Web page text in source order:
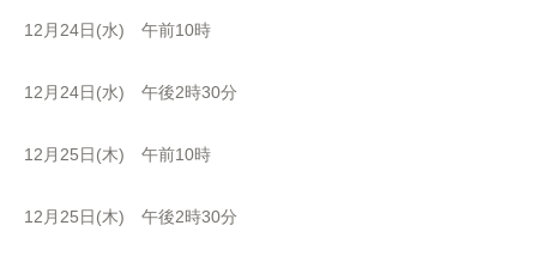
12月24日(水) 午前10時
12月24日(水) 午後2時30分
12月25日(木) 午前10時
12月25日(木) 午後2時30分